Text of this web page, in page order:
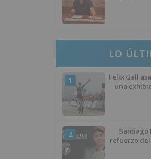
LO
1
Felix Gall
una
2
Santiago
refuerzo del